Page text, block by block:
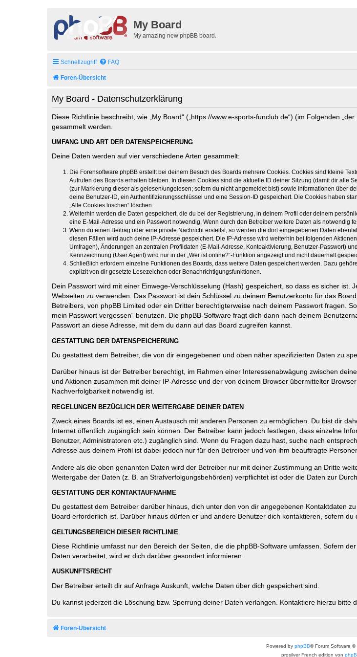
My Board
My amazing new phpBB board.
Schnellzugriff FAQ
Foren-Übersicht
My Board - Datenschutzerklärung
Diese Richtlinie beschreibt, wie „My Board“ („https://www.e-sports-funclub.de“) (im Folgenden
gesammelt werden.
UMFANG UND ART DER DATENSPEICHERUNG
Deine Daten werden auf vier verschiedene Arten gesammelt:
Die Forensoftware phpBB erstellt bei deinem Besuch des Boards mehrere Cookies. Cookies sind kleine
Aufrufen des Boards erhalten bleiben. In diesen Cookies sind die aktuelle ID deiner Sitzung (damit dir alle
(zur Markierung dieser als gelesen/ungelesen; sofern du nicht angemeldet bist) sowie Informationen über
deine Benutzer-ID, ein Authentifizierungsschlüssel und eine Session-ID gespeichert. Die Cookies haben
„Alle Cookies löschen“ löschen.
Weiterhin werden die Daten gespeichert, die du bei der Registrierung, in deinem Profil oder deinem
eine E-Mail-Adresse und ein Passwort notwendig. Wenn durch den Betreiber weitere Daten als notwendig
Wenn du einen Beitrag oder eine private Nachricht erstellst, so werden die dort eingegebenen Daten
diesen Fällen wird auch deine IP-Adresse gespeichert. Die IP-Adresse wird weiterhin bei folgenden
Umfragen), Änderungen an zentralen Profildaten (E-Mail-Adresse, Kontoaktivierung, Benutzer-Passwort)
Kennzeichnung (User Agent) wird nur in der „Wer ist online?“-Funktion angezeigt und nicht dauerhaft
Schließlich erfordern einzelne Funktionen des Boards, dass weitere Daten gespeichert werden. Dazu
explizit von dir gesetzte Lesezeichen oder Benachrichtigungsfunktionen.
Dein Passwort wird mit einer Einwege-Verschlüsselung (Hash) gespeichert, so dass es sicher
Webseiten zu verwenden. Das Passwort ist dein Schlüssel zu deinem Benutzerkonto für das
Betreibers, von phpBB Limited oder ein Dritter berechtigterweise nach deinem Passwort fragen.
mein Passwort vergessen“ benutzen. Die phpBB-Software fragt dich dann nach deinem
Passwort an diese Adresse, mit dem du dann auf das Board zugreifen kannst.
GESTATTUNG DER DATENSPEICHERUNG
Du gestattest dem Betreiber, die von dir eingegebenen und oben näher spezifizierten Daten zu
Darüber hinaus ist der Betreiber berechtigt, im Rahmen einer Interessenabwägung zwischen
und Aktionen zusammen mit deiner IP-Adresse und der von deinem Browser übermittelter
Nachverfolgbarkeit notwendig ist.
REGELUNGEN BEZÜGLICH DER WEITERGABE DEINER DATEN
Zweck eines Boards ist es, einen Austausch mit anderen Personen zu ermöglichen. Du bist dir
Internet öffentlich zugänglich sein können. Der Betreiber kann jedoch festlegen, dass einzelne
Benutzer, Administratoren etc.) zugänglich sind. Wenn du Fragen dazu hast, suche nach
Adresse aus deinem Profil ist dabei jedoch nur für den Betreiber und von ihm beauftragte
Andere als die oben genannten Daten wird der Betreiber nur mit deiner Zustimmung an Dritte
Weitergabe der Daten (z. B. an Strafverfolgungsbehörden) verpflichtet ist oder die Daten zur
GESTATTUNG DER KONTAKTAUFNAHME
Du gestattest dem Betreiber darüber hinaus, dich unter den von dir angegebenen Kontaktdaten
Board erforderlich ist. Darüber hinaus dürfen er und andere Benutzer dich kontaktieren, sofern
GELTUNGSBEREICH DIESER RICHTLINIE
Diese Richtlinie umfasst nur den Bereich der Seiten, die die phpBB-Software umfassen. Sofern
Daten verarbeitet, wird er dich darüber gesondert informieren.
AUSKUNFTSRECHT
Der Betreiber erteilt dir auf Anfrage Auskunft, welche Daten über dich gespeichert sind.
Du kannst jederzeit die Löschung bzw. Sperrung deiner Daten verlangen. Kontaktiere hierzu bitte
Foren-Übersicht
Powered by phpBB® Forum Software ©
prosilver French edition von